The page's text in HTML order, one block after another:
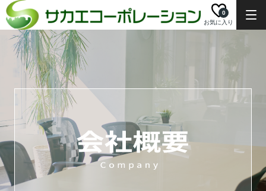
お気に入り
0